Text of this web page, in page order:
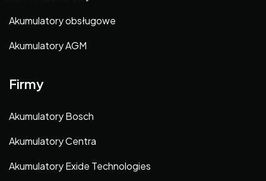
Akumulatory obsługowe
Akumulatory AGM
Firmy
Akumulatory Bosch
Akumulatory Centra
Akumulatory Exide Technologies